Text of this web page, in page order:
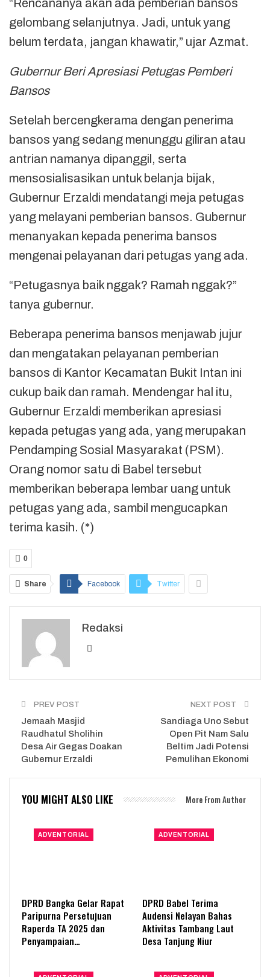
“Rencananya akan ada pemberian bansos
gelombang selanjutnya. Jadi, untuk yang
belum terdata, jangan khawatir,” ujar Azmat.
Gubernur Beri Apresiasi Petugas Pemberi
Bansos
Setelah bercengkerama dengan penerima
bansos yang sedang menunggu giliran atau
antrian namanya dipanggil, serta
mensosialisasikan untuk belanja bijak,
Gubernur Erzaldi mendatangi meja petugas
yang melayani pemberian bansos. Gubernur
menanyakan kepada penerima bansos
mengenai pelayanan dari petugas yang ada.
“Petugasnya baik nggak? Ramah nggak?”
tanya gubernur.
Beberapa penerima bansos menjawab jujur
dan mengatakan pelayanan pemberian
bansos di Kantor Kecamatan Bukit Intan ini
cukup baik dan ramah. Mendengar hal itu,
Gubernur Erzaldi memberikan apresiasi
kepada petugas yang ada, yang merupakan
Pendamping Sosial Masyarakat (PSM).
Orang nomor satu di Babel tersebut
memberikan beberapa lembar uang untuk
petugas yang ada, sambil mengucapkan
terima kasih. (*)
0
Share Facebook Twitter
Redaksi
PREV POST
Jemaah Masjid
Raudhatul Sholihin
Desa Air Gegas Doakan
Gubernur Erzaldi
NEXT POST
Sandiaga Uno Sebut
Open Pit Nam Salu
Beltim Jadi Potensi
Pemulihan Ekonomi
YOU MIGHT ALSO LIKE More From Author
ADVENTORIAL
DPRD Bangka Gelar Rapat
Paripurna Persetujuan
Raperda TA 2025 dan
Penyampaian…
ADVENTORIAL
DPRD Babel Terima
Audensi Nelayan Bahas
Aktivitas Tambang Laut
Desa Tanjung Niur